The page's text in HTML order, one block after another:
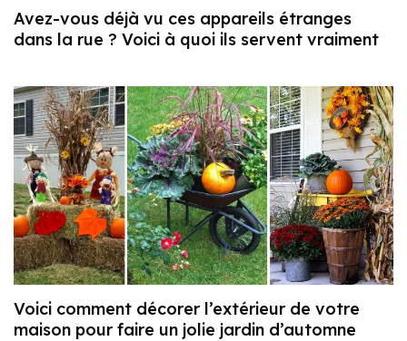
Avez-vous déjà vu ces appareils étranges
dans la rue ? Voici à quoi ils servent vraiment
Voici comment décorer l’extérieur de votre
maison pour faire un jolie jardin d’automne